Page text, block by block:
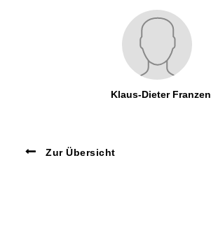
Klaus-Dieter Franzen
Zur Übersicht